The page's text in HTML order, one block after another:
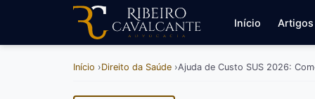
Início Artigos
Início Direito da Saúde Ajuda de Custo SUS 2026: